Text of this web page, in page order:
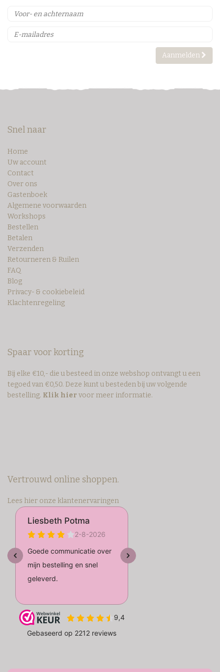
Aanmelden
Snel naar
Home
Uw account
Contact
Over ons
Gastenboek
Algemene voorwaarden
Workshops
Bestellen
Betalen
Verzenden
Retourneren & Ruilen
FAQ
Blog
Privacy- & cookiebeleid
Klachtenregeling
Spaar voor korting
Bij elke €10,- die u besteed in onze webshop ontvangt u een
tegoed van €0,50. Deze kunt u besteden bij uw volgende
bestelling. Klik hier voor meer informatie.
Vertrouwd online shoppen.
Lees hier onze klantenervaringen